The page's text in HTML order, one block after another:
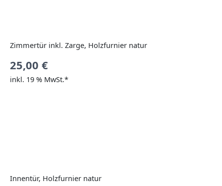
Zimmertür inkl. Zarge, Holzfurnier natur
25,00 €
inkl. 19 % MwSt.*
Innentür, Holzfurnier natur